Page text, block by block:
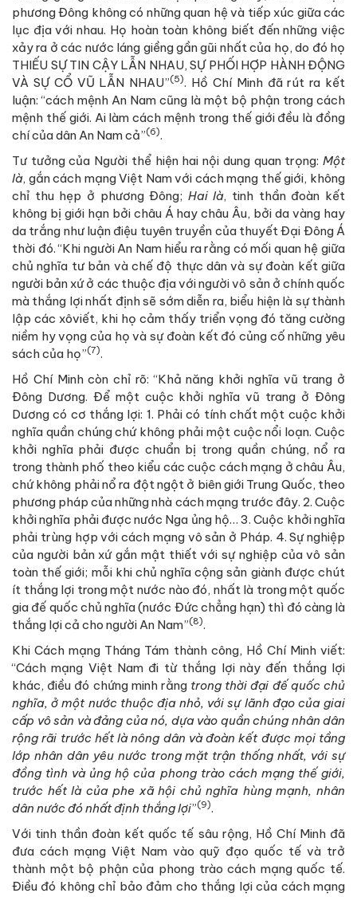
phương Đông không có những quan hệ và tiếp xúc giữa các
lục địa với nhau. Họ hoàn toàn không biết đến những việc
xảy ra ở các nước láng giềng gần gũi nhất của họ, do đó họ
THIẾU SỰ TIN CẬY LẪN NHAU, SỰ PHỐI HỢP HÀNH ĐỘNG
VÀ SỰ CỔ VŨ LẪN NHAU”(5). Hồ Chí Minh đã rút ra kết
luận: “cách mệnh An Nam cũng là một bộ phận trong cách
mệnh thế giới. Ai làm cách mệnh trong thế giới đều là đồng
chí của dân An Nam cả”(6).
Tư tưởng của Người thể hiện hai nội dung quan trọng: Một
là, gắn cách mạng Việt Nam với cách mạng thế giới, không
chỉ thu hẹp ở phương Đông; Hai là, tinh thần đoàn kết
không bị giới hạn bởi châu Á hay châu Âu, bởi da vàng hay
da trắng như luận điệu tuyên truyền của thuyết Đại Đông Á
thời đó. “Khi người An Nam hiểu ra rằng có mối quan hệ giữa
chủ nghĩa tư bản và chế độ thực dân và sự đoàn kết giữa
người bản xứ ở các thuộc địa với người vô sản ở chính quốc
mà thắng lợi nhất định sẽ sớm diễn ra, biểu hiện là sự thành
lập các xôviết, khi họ cảm thấy triển vọng đó tăng cường
niềm hy vọng của họ và sự đoàn kết đó củng cố những yêu
sách của họ”(7).
Hồ Chí Minh còn chỉ rõ: “Khả năng khởi nghĩa vũ trang ở
Đông Dương. Để một cuộc khởi nghĩa vũ trang ở Đông
Dương có cơ thắng lợi: 1. Phải có tính chất một cuộc khởi
nghĩa quần chúng chứ không phải một cuộc nổi loạn. Cuộc
khởi nghĩa phải được chuẩn bị trong quần chúng, nổ ra
trong thành phố theo kiểu các cuộc cách mạng ở châu Âu,
chứ không phải nổ ra đột ngột ở biên giới Trung Quốc, theo
phương pháp của những nhà cách mạng trước đây. 2. Cuộc
khởi nghĩa phải được nước Nga ủng hộ… 3. Cuộc khởi nghĩa
phải trùng hợp với cách mạng vô sản ở Pháp. 4. Sự nghiệp
của người bản xứ gắn mật thiết với sự nghiệp của vô sản
toàn thế giới; mỗi khi chủ nghĩa cộng sản giành được chút
ít thắng lợi trong một nước nào đó, nhất là trong một quốc
gia đế quốc chủ nghĩa (nước Đức chẳng hạn) thì đó càng là
thắng lợi cả cho người An Nam”(8).
Khi Cách mạng Tháng Tám thành công, Hồ Chí Minh viết:
“Cách mạng Việt Nam đi từ thắng lợi này đến thắng lợi
khác, điều đó chứng minh rằng trong thời đại đế quốc chủ
nghĩa, ở một nước thuộc địa nhỏ, với sự lãnh đạo của giai
cấp vô sản và đảng của nó, dựa vào quần chúng nhân dân
rộng rãi trước hết là nông dân và đoàn kết được mọi tầng
lớp nhân dân yêu nước trong mặt trận thống nhất, với sự
đồng tình và ủng hộ của phong trào cách mạng thế giới,
trước hết là của phe xã hội chủ nghĩa hùng mạnh, nhân
dân nước đó nhất định thắng lợi”(9).
Với tinh thần đoàn kết quốc tế sâu rộng, Hồ Chí Minh đã
đưa cách mạng Việt Nam vào quỹ đạo quốc tế và trở
thành một bộ phận của phong trào cách mạng quốc tế.
Điều đó không chỉ bảo đảm cho thắng lợi của cách mạng